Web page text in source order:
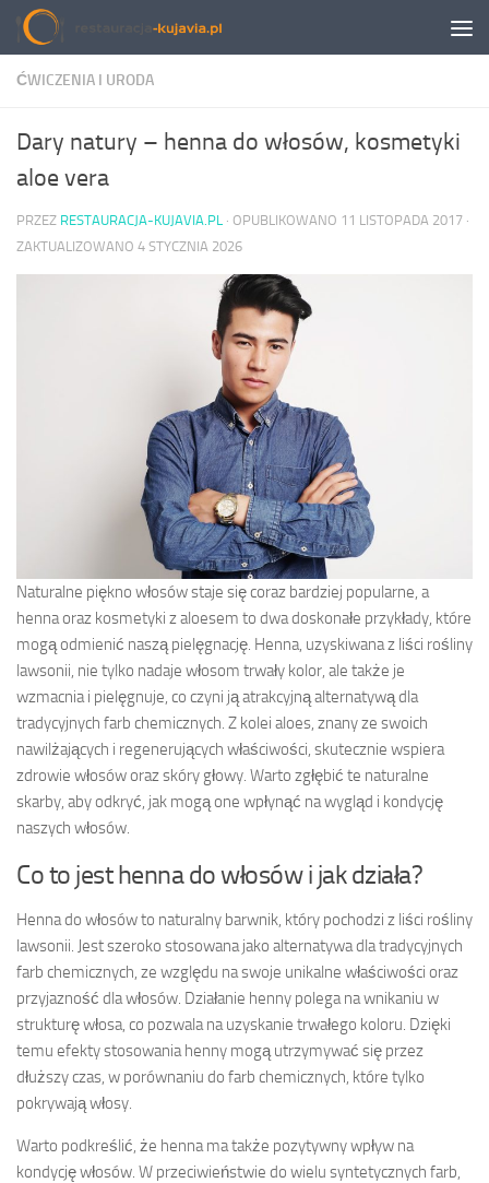
Przeskocz do treści
ĆWICZENIA I URODA
Dary natury – henna do włosów, kosmetyki
aloe vera
PRZEZ RESTAURACJA-KUJAVIA.PL · OPUBLIKOWANO 11 LISTOPADA 2017 ·
ZAKTUALIZOWANO 4 STYCZNIA 2026
Naturalne piękno włosów staje się coraz bardziej popularne, a
henna oraz kosmetyki z aloesem to dwa doskonałe przykłady, które
mogą odmienić naszą pielęgnację. Henna, uzyskiwana z liści rośliny
lawsonii, nie tylko nadaje włosom trwały kolor, ale także je
wzmacnia i pielęgnuje, co czyni ją atrakcyjną alternatywą dla
tradycyjnych farb chemicznych. Z kolei aloes, znany ze swoich
nawilżających i regenerujących właściwości, skutecznie wspiera
zdrowie włosów oraz skóry głowy. Warto zgłębić te naturalne
skarby, aby odkryć, jak mogą one wpłynąć na wygląd i kondycję
naszych włosów.
Co to jest henna do włosów i jak działa?
Henna do włosów to naturalny barwnik, który pochodzi z liści rośliny
lawsonii. Jest szeroko stosowana jako alternatywa dla tradycyjnych
farb chemicznych, ze względu na swoje unikalne właściwości oraz
przyjazność dla włosów. Działanie henny polega na wnikaniu w
strukturę włosa, co pozwala na uzyskanie trwałego koloru. Dzięki
temu efekty stosowania henny mogą utrzymywać się przez
dłuższy czas, w porównaniu do farb chemicznych, które tylko
pokrywają włosy.
Warto podkreślić, że henna ma także pozytywny wpływ na
kondycję włosów. W przeciwieństwie do wielu syntetycznych farb,